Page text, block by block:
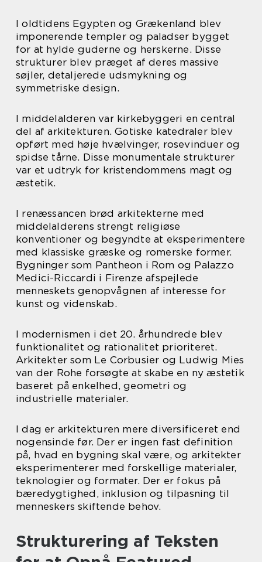
I oldtidens Egypten og Grækenland blev
imponerende templer og paladser bygget
for at hylde guderne og herskerne. Disse
strukturer blev præget af deres massive
søjler, detaljerede udsmykning og
symmetriske design.
I middelalderen var kirkebyggeri en central
del af arkitekturen. Gotiske katedraler blev
opført med høje hvælvinger, rosevinduer og
spidse tårne. Disse monumentale strukturer
var et udtryk for kristendommens magt og
æstetik.
I renæssancen brød arkitekterne med
middelalderens strengt religiøse
konventioner og begyndte at eksperimentere
med klassiske græske og romerske former.
Bygninger som Pantheon i Rom og Palazzo
Medici-Riccardi i Firenze afspejlede
menneskets genopvågnen af interesse for
kunst og videnskab.
I modernismen i det 20. århundrede blev
funktionalitet og rationalitet prioriteret.
Arkitekter som Le Corbusier og Ludwig Mies
van der Rohe forsøgte at skabe en ny æstetik
baseret på enkelhed, geometri og
industrielle materialer.
I dag er arkitekturen mere diversificeret end
nogensinde før. Der er ingen fast definition
på, hvad en bygning skal være, og arkitekter
eksperimenterer med forskellige materialer,
teknologier og formater. Der er fokus på
bæredygtighed, inklusion og tilpasning til
menneskers skiftende behov.
Strukturering af Teksten